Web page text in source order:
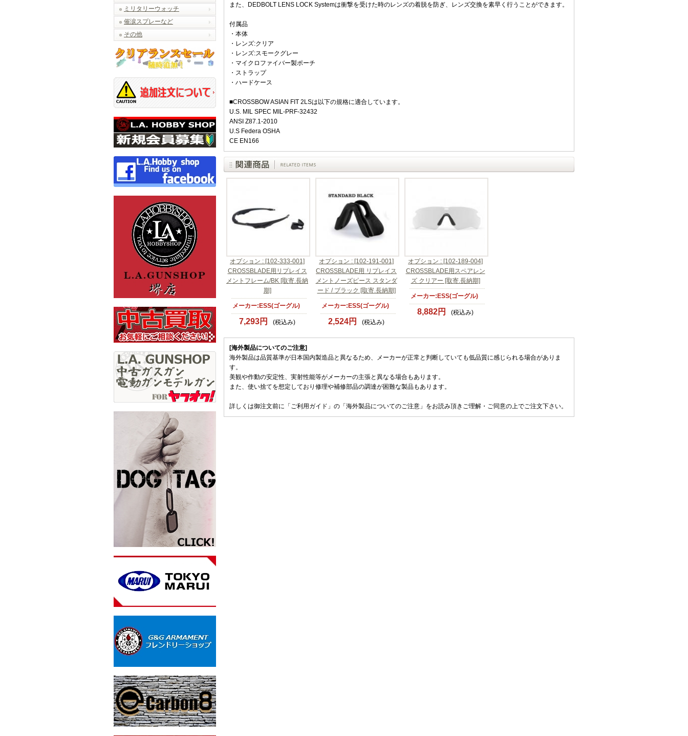
ミリタリーウォッチ
催涙スプレーなど
その他
また、DEDBOLT LENS LOCK Systemは衝撃を受けた時のレンズの着脱を防ぎ、レンズ交換を素早く行うことができます。
付属品
・本体
・レンズ:クリア
・レンズ:スモークグレー
・マイクロファイバー製ポーチ
・ストラップ
・ハードケース
■CROSSBOW ASIAN FIT 2LSは以下の規格に適合しています。
U.S. MIL SPEC MIL-PRF-32432
ANSI Z87.1-2010
U.S Federa OSHA
CE EN166
オプション : [102-333-001]
CROSSBLADE用リプレイス
メントフレーム/BK [取寄.長納
期]
メーカー:ESS(ゴーグル)
7,293円 (税込み)
オプション : [102-191-001]
CROSSBLADE用 リプレイス
メントノーズピース スタンダ
ード / ブラック [取寄.長納期]
メーカー:ESS(ゴーグル)
2,524円 (税込み)
オプション : [102-189-004]
CROSSBLADE用スペアレン
ズ クリアー [取寄.長納期]
メーカー:ESS(ゴーグル)
8,882円 (税込み)
[海外製品についてのご注意]
海外製品は品質基準が日本国内製造品と異なるため、メーカーが正常と判断していても低品質に感じられる場合がありま
す。
美観や作動の安定性、実射性能等がメーカーの主張と異なる場合もあります。
また、使い捨てを想定しており修理や補修部品の調達が困難な製品もあります。
詳しくは御注文前に「ご利用ガイド」の「海外製品についてのご注意」をお読み頂きご理解・ご同意の上でご注文下さい。